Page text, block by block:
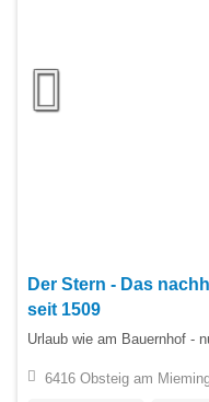
Der Stern - Das
seit 1509
Urlaub wie am Bauernhof -
6416 Obsteig am